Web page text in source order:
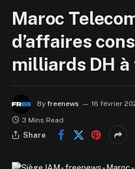
Maroc
d’affaires
milliards DH
By freenews 16 février
3 Mins Read
Share